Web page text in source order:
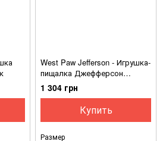
West Paw Jefferson - Игрушка-
пищалка Джефферсон
пушистый для собак
1 304 грн
Купить
Размер